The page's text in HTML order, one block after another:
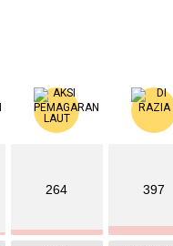
264 397